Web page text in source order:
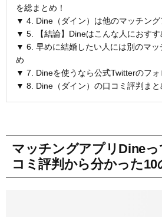
を総まとめ！
▼ 4. Dine（ダイン）は他のマッチング
▼ 5. 【結論】Dineはこんな人におすす
▼ 6. 早めに結婚したい人には別のマッ
め
▼ 7. Dineを使うなら公式Twitterのフォ
▼ 8. Dine（ダイン）の口コミ評判まと
マッチングアプリDine
コミ評判から分かった10